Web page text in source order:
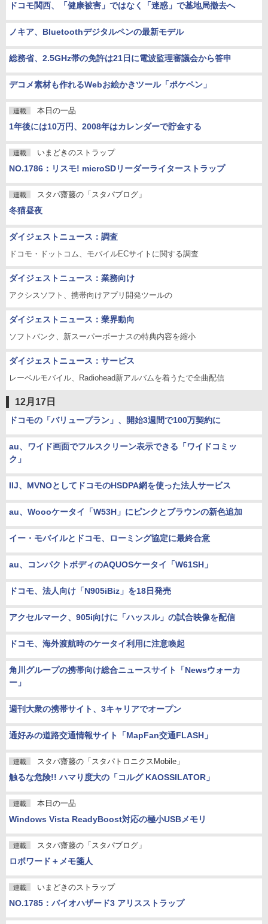
ドコモ関西、「健康被害」ではなく「迷惑」で基地局撤去へ
ノキア、Bluetoothデジタルペンの最新モデル
総務省、2.5GHz帯の免許は21日に電波監理審議会から答申
デコメ素材も作れるWebお絵かきツール「ポケペン」
連載 本日の一品
1年後には10万円、2008年はカレンダーで貯金する
連載 いまどきのストラップ
NO.1786：リスモ! microSDリーダーライターストラップ
連載 スタパ齋藤の「スタパブログ」
冬猫昼夜
ダイジェストニュース：調査
ドコモ・ドットコム、モバイルECサイトに関する調査
ダイジェストニュース：業務向け
アクシスソフト、携帯向けアプリ開発ツールの
ダイジェストニュース：業界動向
ソフトバンク、新スーパーボーナスの特典内容を縮小
ダイジェストニュース：サービス
レーベルモバイル、Radiohead新アルバムを着うたで全曲配信
12月17日
ドコモの「バリュープラン」、開始3週間で100万契約に
au、ワイド画面でフルスクリーン表示できる「ワイドコミッ
ク」
IIJ、MVNOとしてドコモのHSDPA網を使った法人サービス
au、Woooケータイ「W53H」にピンクとブラウンの新色追加
イー・モバイルとドコモ、ローミング協定に最終合意
au、コンパクトボディのAQUOSケータイ「W61SH」
ドコモ、法人向け「N905iBiz」を18日発売
アクセルマーク、905i向けに「ハッスル」の試合映像を配信
ドコモ、海外渡航時のケータイ利用に注意喚起
角川グループの携帯向け総合ニュースサイト「Newsウォーカ
ー」
週刊大衆の携帯サイト、3キャリアでオープン
通好みの道路交通情報サイト「MapFan交通FLASH」
連載 スタパ齋藤の「スタパトロニクスMobile」
触るな危険!! ハマり度大の「コルグ KAOSSILATOR」
連載 本日の一品
Windows Vista ReadyBoost対応の極小USBメモリ
連載 スタパ齋藤の「スタパブログ」
ロボワード＋メモ箋人
連載 いまどきのストラップ
NO.1785：バイオハザード3 アリスストラップ